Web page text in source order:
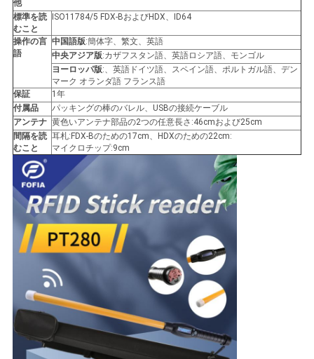
い
ニ
ュ
ー
ス
引
用
を
求
し
他
標準を読
むこと
ISO11784/5 FDX-BおよびHDX、ID64
操作の言
語
中国語版:簡体字、繁文、英語
中央アジア版:カザフスタン語、英語ロシア語、モンゴル
ヨーロッパ版:、英語ドイツ語、スペイン語、ポルトガル語、デン
マーク オランダ語 フランス語
保証
1年
付属品
パッキングの棒のバレル、USBの接続ケーブル
アンテナ 黄色いアンテナ部品の2つの任意長さ:46cmおよび25cm
間隔を読
むこと
耳札:FDX-Bのための17cm、HDXのための22cm:
マイクロチップ:9cm